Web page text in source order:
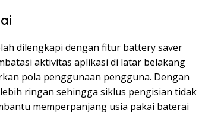
dilengkapi dengan fitur battery saver
aktivitas aplikasi di latar belakang
pola penggunaan pengguna. Dengan
ringan sehingga siklus pengisian tidak
memperpanjang usia pakai baterai